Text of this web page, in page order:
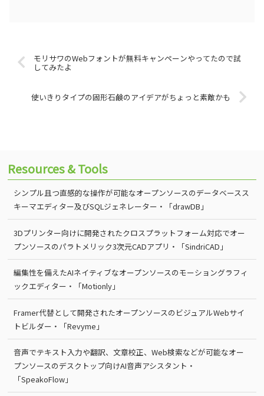
モリサワのWebフォントが無料キャンペーンやってたので試
してみたよ
使いきりタイプの固形石鹸のアイデアがちょっと素敵かも
Resources & Tools
シンプル且つ直感的な操作が可能なオープンソースのデータベースス
キーマエディター及びSQLジェネレーター・「drawDB」
3Dプリンター向けに開発されたクロスプラットフォーム対応でオー
プンソースのパラトメリック3次元CADアプリ・「SindriCAD」
編集性を備えたAIネイティブなオープンソースのモーショングラフィ
ックエディター・「Motionly」
Framer代替として開発されたオープンソースのビジュアルWebサイ
トビルダー・「Revyme」
音声でテキスト入力や翻訳、文章校正、Web検索などが可能なオー
プンソースのデスクトップ向けAI音声アシスタント・
「SpeakoFlow」